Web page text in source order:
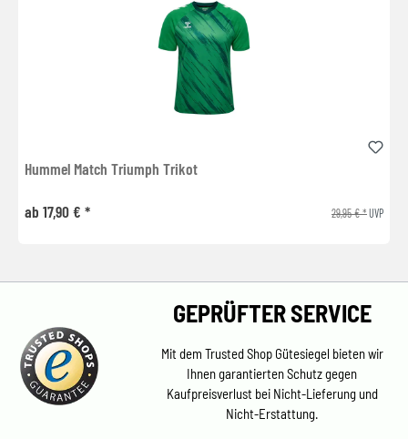
Hummel Match Triumph Trikot
ab 17,90 € * 29,95 € *UVP
GEPRÜFTER SERVICE
Mit dem Trusted Shop Gütesiegel bieten wir
Ihnen garantierten Schutz gegen
Kaufpreisverlust bei Nicht-Lieferung und
Nicht-Erstattung.